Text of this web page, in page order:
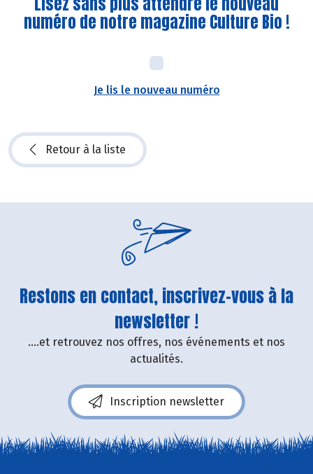
numéro de notre magazine Culture Bio !
Je lis le nouveau numéro
Retour à la liste
Restons en contact, inscrivez-vous à la
newsletter !
....et retrouvez nos offres, nos événements et nos
actualités.
Inscription newsletter